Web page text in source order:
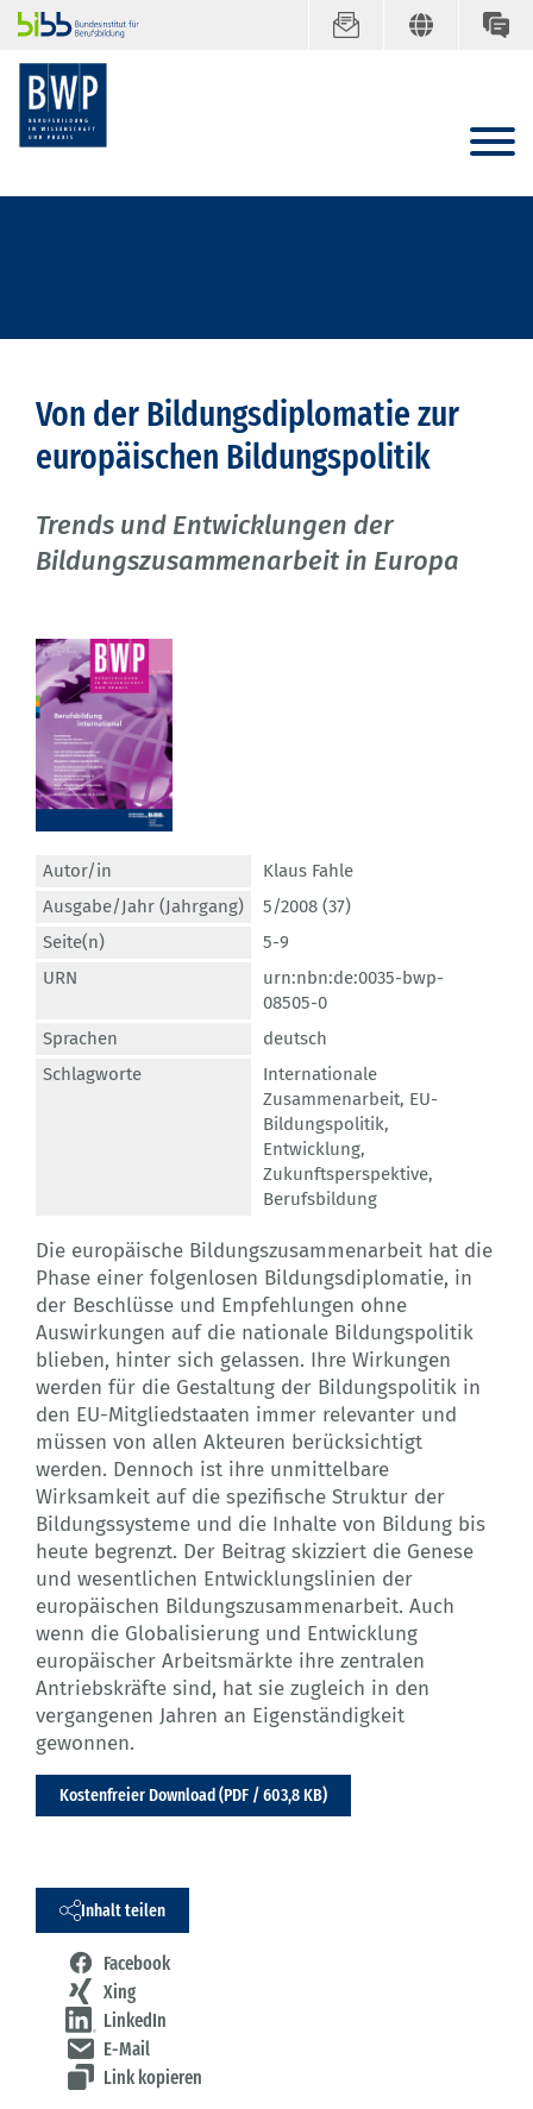
Von der Bildungsdiplomatie zur
europäischen Bildungspolitik
Trends und Entwicklungen der
Bildungszusammenarbeit in Europa
Autor/in
Klaus Fahle
Ausgabe/Jahr (Jahrgang)
5/2008 (37)
Seite(n)
5-9
URN
urn:nbn:de:0035-bwp-
08505-0
Sprachen
deutsch
Schlagworte
Internationale
Zusammenarbeit, EU-
Bildungspolitik,
Entwicklung,
Zukunftsperspektive,
Berufsbildung
Die europäische Bildungszusammenarbeit hat die
Phase einer folgenlosen Bildungsdiplomatie, in
der Beschlüsse und Empfehlungen ohne
Auswirkungen auf die nationale Bildungspolitik
blieben, hinter sich gelassen. Ihre Wirkungen
werden für die Gestaltung der Bildungspolitik in
den EU-Mitgliedstaaten immer relevanter und
müssen von allen Akteuren berücksichtigt
werden. Dennoch ist ihre unmittelbare
Wirksamkeit auf die spezifische Struktur der
Bildungssysteme und die Inhalte von Bildung bis
heute begrenzt. Der Beitrag skizziert die Genese
und wesentlichen Entwicklungslinien der
europäischen Bildungszusammenarbeit. Auch
wenn die Globalisierung und Entwicklung
europäischer Arbeitsmärkte ihre zentralen
Antriebskräfte sind, hat sie zugleich in den
vergangenen Jahren an Eigenständigkeit
gewonnen.
Kostenfreier Download (PDF / 603,8 KB)
Inhalt teilen
Facebook
Xing
LinkedIn
E-Mail
Link kopieren